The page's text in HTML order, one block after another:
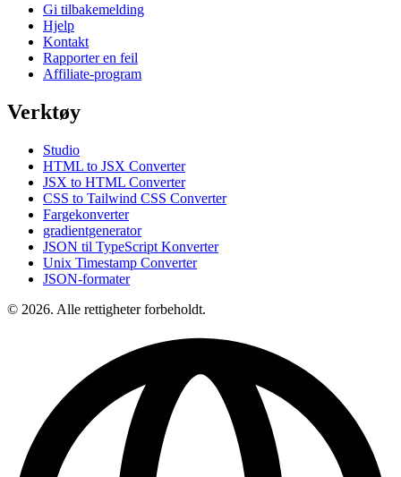
Gi tilbakemelding
Hjelp
Kontakt
Rapporter en feil
Affiliate-program
Verktøy
Studio
HTML to JSX Converter
JSX to HTML Converter
CSS to Tailwind CSS Converter
Fargekonverter
gradientgenerator
JSON til TypeScript Konverter
Unix Timestamp Converter
JSON-formater
© 2026. Alle rettigheter forbeholdt.